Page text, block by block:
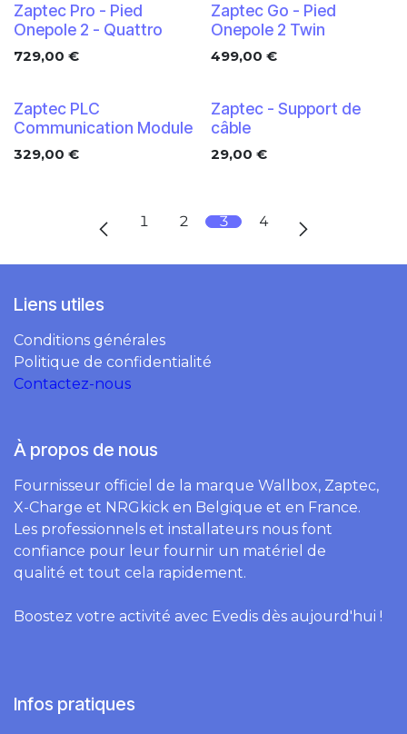
Zaptec Pro - Pied
Onepole 2 - Quattro
729,00 €
Zaptec Go - Pied
Onepole 2 Twin
499,00 €
Zaptec PLC
Communication Module
329,00 €
Zaptec - Support de
câble
29,00 €
1 2 3 4
Liens utiles
Conditions générales
Politique de confidentialité
Contactez-nous
À propos de nous
Fournisseur officiel de la marque Wallbox, Zaptec,
X-Charge et NRGkick en Belgique et en France.
Les professionnels et installateurs nous font
confiance pour leur fournir un matériel de
qualité et tout cela rapidement.
Boostez votre activité avec Evedis dès aujourd'hui !
Infos pratiques